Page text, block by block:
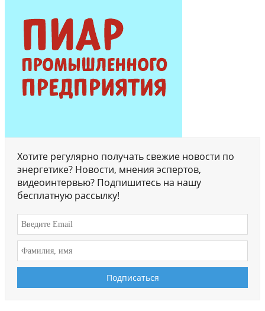
Хотите регулярно получать свежие новости по
энергетике? Новости, мнения эспертов,
видеоинтервью? Подпишитесь на нашу
бесплатную рассылку!